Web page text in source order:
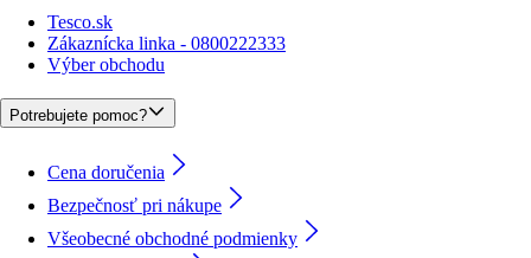
Tesco.sk
Zákaznícka linka - 0800222333
Výber obchodu
Potrebujete pomoc?
Cena doručenia
Bezpečnosť pri nákupe
Všeobecné obchodné podmienky